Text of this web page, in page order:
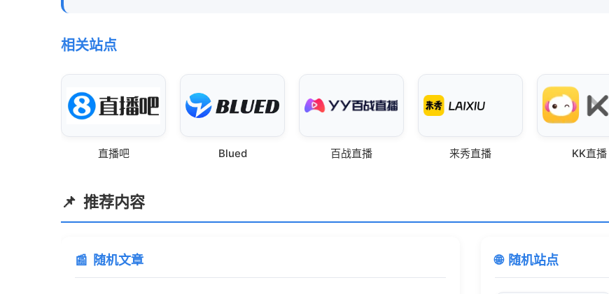
相关站点
直播吧 Blued 百战直播 来秀直播 KK直播
推荐内容
随机文章 随机站点